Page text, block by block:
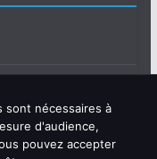
l'assistante
de Ménil.
sur la vie
sont nécessaires à
d'audience,
pouvez accepter